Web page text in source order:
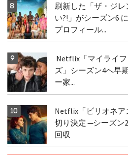
刷新した「ザ・ジ
い?!」がシーズン6
プロフィール...
Netflix「マイライ
ズ」シーズン4へ早
ー家...
Netflix「ビリオネア
切り決定 ─シーズン
回収